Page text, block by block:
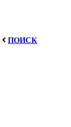
ПОИСК